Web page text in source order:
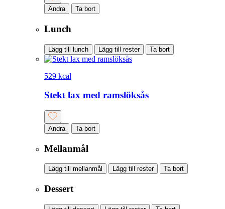
Ändra Ta bort
Lunch
Lägg till lunch Lägg till rester Ta bort
529 kcal
Stekt lax med ramslöksås
Ändra Ta bort
Mellanmål
Lägg till mellanmål Lägg till rester Ta bort
Dessert